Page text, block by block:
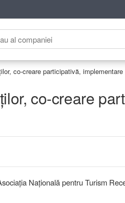
co-creare
Națională pentru Turism